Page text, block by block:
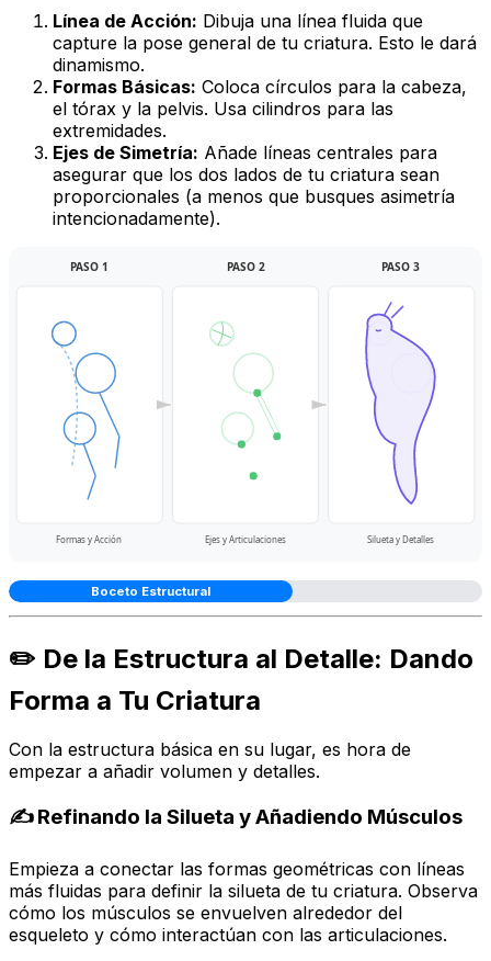
Línea de Acción: Dibuja una línea fluida que
capture la pose general de tu criatura. Esto le dará
dinamismo.
Formas Básicas: Coloca círculos para la cabeza,
el tórax y la pelvis. Usa cilindros para las
extremidades.
Ejes de Simetría: Añade líneas centrales para
asegurar que los dos lados de tu criatura sean
proporcionales (a menos que busques asimetría
intencionadamente).
PASO 1 PASO 2 PASO 3
Formas y Acción Ejes y Articulaciones Silueta y Detalles
Boceto Estructural
✏️ De la Estructura al Detalle: Dando
Forma a Tu Criatura
Con la estructura básica en su lugar, es hora de
empezar a añadir volumen y detalles.
✍️ Refinando la Silueta y Añadiendo Músculos
Empieza a conectar las formas geométricas con líneas
más fluidas para definir la silueta de tu criatura. Observa
cómo los músculos se envuelven alrededor del
esqueleto y cómo interactúan con las articulaciones.